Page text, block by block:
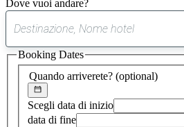
Dove vuoi andare?
Quando arriverete? (optional)
Scegli data di inizio
data di fine
Booking Dates